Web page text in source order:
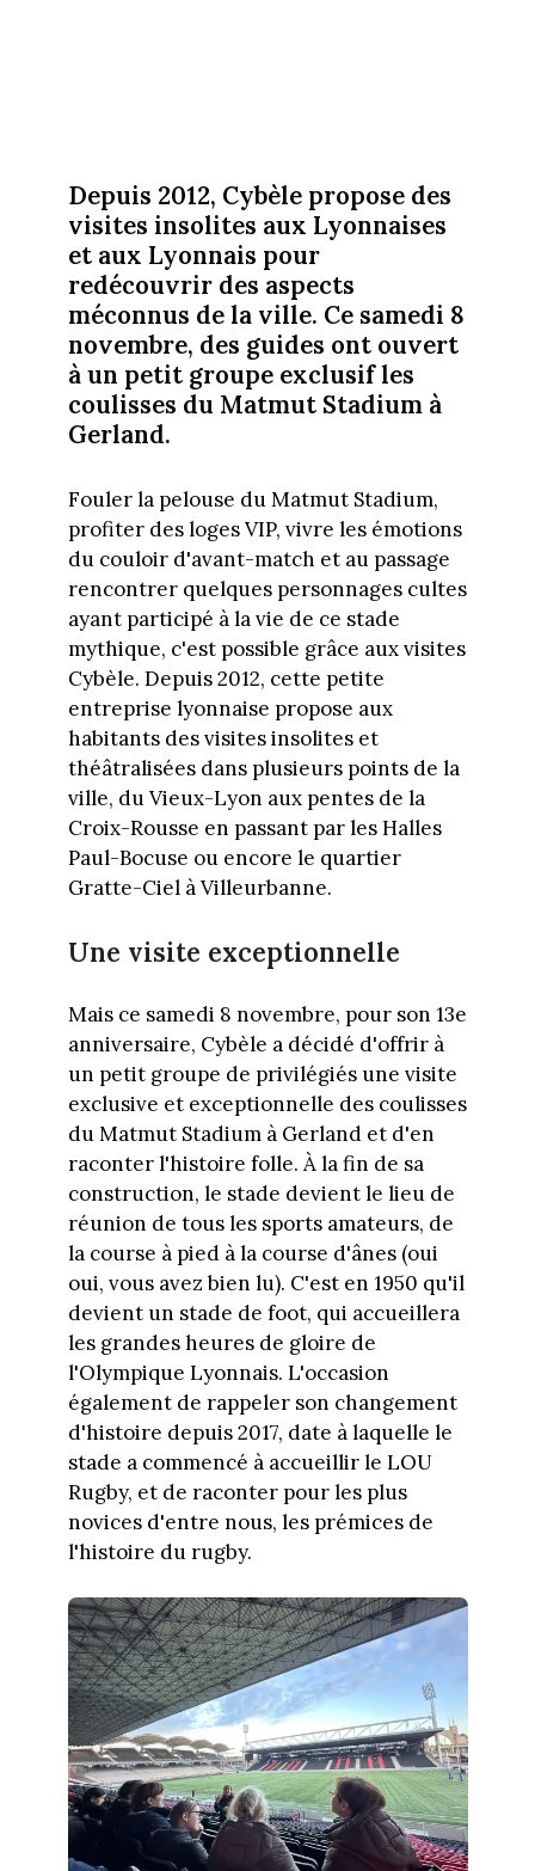
Depuis 2012, Cybèle propose des
visites insolites aux Lyonnaises
et aux Lyonnais pour
redécouvrir des aspects
méconnus de la ville. Ce samedi 8
novembre, des guides ont ouvert
à un petit groupe exclusif les
coulisses du Matmut Stadium à
Gerland.
Fouler la pelouse du Matmut Stadium,
profiter des loges VIP, vivre les émotions
du couloir d'avant-match et au passage
rencontrer quelques personnages cultes
ayant participé à la vie de ce stade
mythique, c'est possible grâce aux visites
Cybèle. Depuis 2012, cette petite
entreprise lyonnaise propose aux
habitants des visites insolites et
théâtralisées dans plusieurs points de la
ville, du Vieux-Lyon aux pentes de la
Croix-Rousse en passant par les Halles
Paul-Bocuse ou encore le quartier
Gratte-Ciel à Villeurbanne.
Une visite exceptionnelle
Mais ce samedi 8 novembre, pour son 13e
anniversaire, Cybèle a décidé d'offrir à
un petit groupe de privilégiés une visite
exclusive et exceptionnelle des coulisses
du Matmut Stadium à Gerland et d'en
raconter l'histoire folle. À la fin de sa
construction, le stade devient le lieu de
réunion de tous les sports amateurs, de
la course à pied à la course d'ânes (oui
oui, vous avez bien lu). C'est en 1950 qu'il
devient un stade de foot, qui accueillera
les grandes heures de gloire de
l'Olympique Lyonnais. L'occasion
également de rappeler son changement
d'histoire depuis 2017, date à laquelle le
stade a commencé à accueillir le LOU
Rugby, et de raconter pour les plus
novices d'entre nous, les prémices de
l'histoire du rugby.